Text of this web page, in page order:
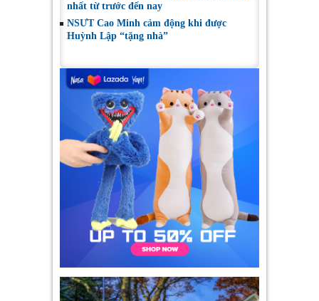
nhất từ trước đến nay
NSƯT Cao Minh cảm động khi được
Huỳnh Lập “tặng nhà”